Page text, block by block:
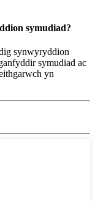
symudiad?
synwyryddion
symudiad ac
yn